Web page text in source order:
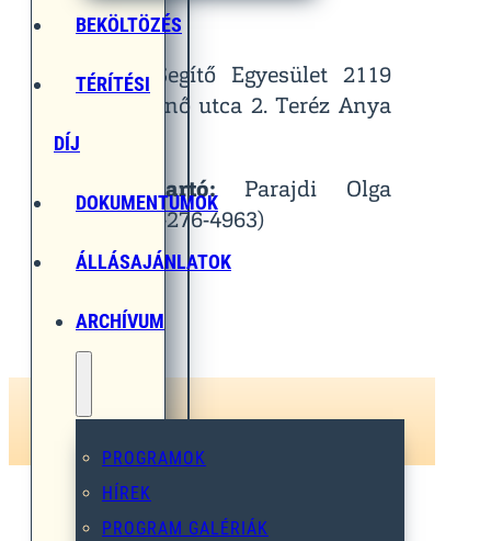
BEKÖLTÖZÉS
TÉRÍTÉSI
DÍJ
DOKUMENTUMOK
ÁLLÁSAJÁNLATOK
ARCHÍVUM
PROGRAMOK
HÍREK
PROGRAM GALÉRIÁK
Helyszín:
Egymást Segítő Egyesület 2119
Pécel, Pihenő utca 2. Teréz Anya
Terem
Kapcsolattartó:Parajdi Olga
(Tel.: 06-30-276-4963)